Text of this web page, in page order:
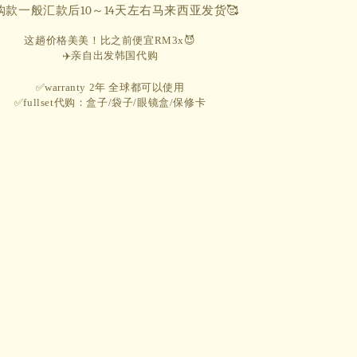
款一般汇款后10～14天左右马来西亚发货🥰
这趟价格美美！比之前便宜RM3x😈
✈️亲自出发韩国代购
✅warranty 2年 全球都可以使用
✅fullset代购：盒子/袋子/眼镜盒/保修卡